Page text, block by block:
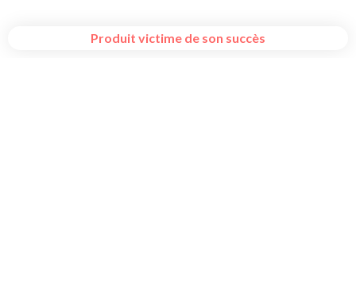
Produit victime de son succès